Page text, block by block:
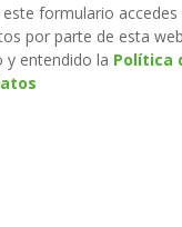
este formulario
por parte de esta
y entendido la Política